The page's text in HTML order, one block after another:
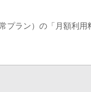
プラン）の「月額利用